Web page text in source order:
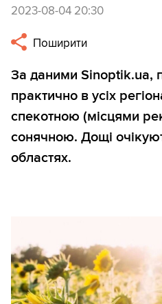
2023-08-04 20:30
Поширити
За даними Sinoptik.ua,
практично в усіх
спекотною (місцями
сонячною. Дощі
областях.